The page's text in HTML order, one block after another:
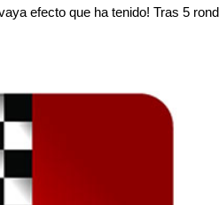
efecto que ha tenido! Tras 5